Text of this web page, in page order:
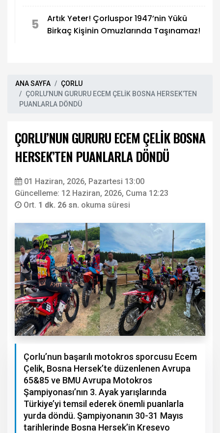
5
Artık Yeter! Çorluspor 1947’nin Yükü
Birkaç Kişinin Omuzlarında Taşınamaz!
ANA SAYFA
ÇORLU
ÇORLU’NUN GURURU ECEM ÇELİK BOSNA HERSEK’TEN
PUANLARLA DÖNDÜ
ÇORLU’NUN GURURU ECEM ÇELİK BOSNA
HERSEK’TEN PUANLARLA DÖNDÜ
01 Haziran, 2026, Pazartesi 13:00
Güncelleme: 12 Haziran, 2026, Cuma 12:23
Ort. 1 dk. 26 sn. okuma süresi
Çorlu’nun başarılı motokros sporcusu Ecem
Çelik, Bosna Hersek’te düzenlenen Avrupa
65&85 ve BMU Avrupa Motokros
Şampiyonası’nın 3. Ayak yarışlarında
Türkiye’yi temsil ederek önemli puanlarla
yurda döndü. Şampiyonanın 30-31 Mayıs
tarihlerinde Bosna Hersek’in Kresevo